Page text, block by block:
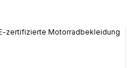
zertifizierte Motorradbekleidung